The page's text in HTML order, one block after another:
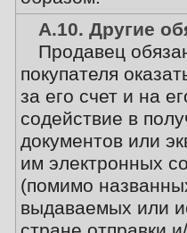
А.10. Другие
Продавец
покупателя
за его счет и на
содействие в
документов или
им электронных
(помимо
выдаваемых или